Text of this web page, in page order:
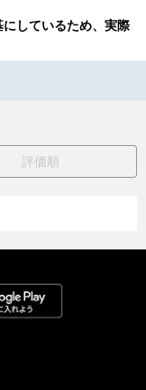
しているため、実際
評価順